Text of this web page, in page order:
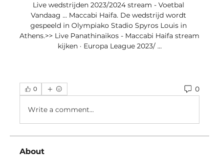
Live wedstrijden 2023/2024 stream - Voetbal
Vandaag ... Maccabi Haifa. De wedstrijd wordt
gespeeld in Olympiako Stadio Spyros Louis in
Athens.>> Live Panathinaikos - Maccabi Haifa stream
kijken · Europa League 2023/ ...
0 0
Write a comment...
About